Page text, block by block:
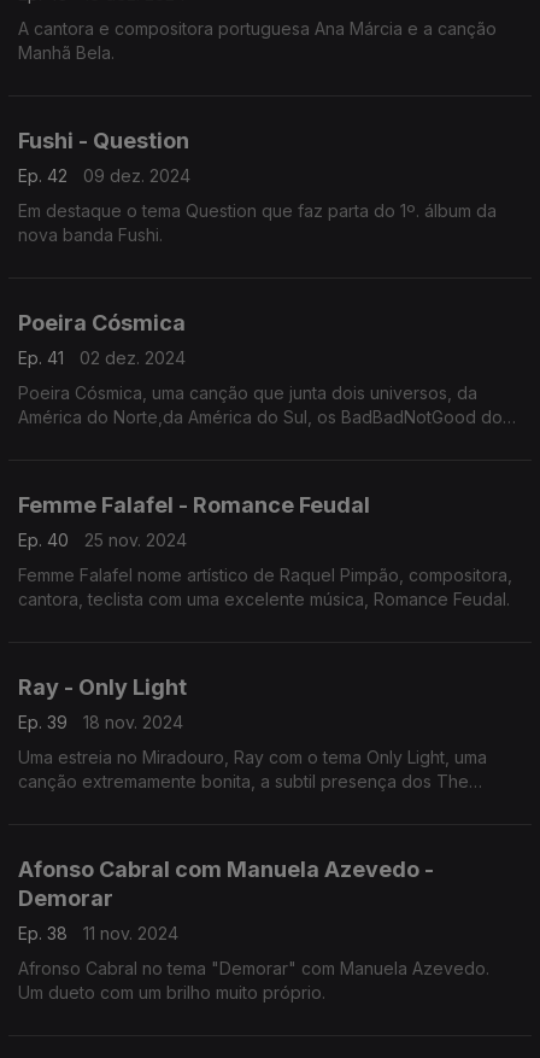
A cantora e compositora portuguesa Ana Márcia e a canção
Manhã Bela.
Fushi - Question
Ep. 42
09 dez. 2024
Em destaque o tema Question que faz parta do 1º. álbum da
nova banda Fushi.
Poeira Cósmica
Ep. 41
02 dez. 2024
Poeira Cósmica, uma canção que junta dois universos, da
América do Norte,da América do Sul, os BadBadNotGood do
Femme Falafel - Romance Feudal
Ep. 40
25 nov. 2024
Femme Falafel nome artístico de Raquel Pimpão, compositora,
cantora, teclista com uma excelente música, Romance Feudal.
Ray - Only Light
Ep. 39
18 nov. 2024
Uma estreia no Miradouro, Ray com o tema Only Light, uma
canção extremamente bonita, a subtil presença dos The
Afonso Cabral com Manuela Azevedo -
Demorar
Ep. 38
11 nov. 2024
Afronso Cabral no tema "Demorar" com Manuela Azevedo.
Um dueto com um brilho muito próprio.